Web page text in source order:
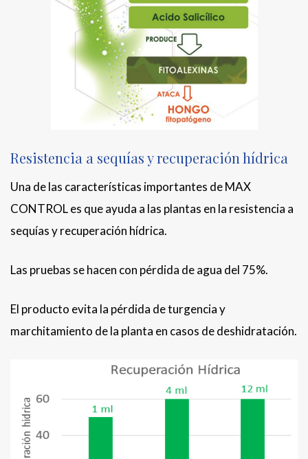
Resistencia a sequías y recuperación hídrica
Una de las características importantes de MAX
CONTROL es que ayuda a las plantas en la resistencia a
sequías y recuperación hídrica.
Las pruebas se hacen con pérdida de agua del 75%.
El producto evita la pérdida de turgencia y
marchitamiento de la planta en casos de deshidratación.